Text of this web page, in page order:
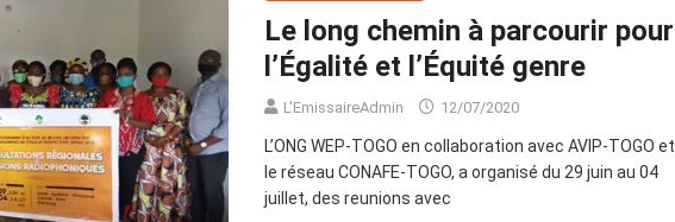
Le long chemin à parcourir pour
l’Égalité et l’Équité genre
L'EmissaireAdmin 12/07/2020
L’ONG WEP-TOGO en collaboration avec AVIP-TOGO et
le réseau CONAFE-TOGO, a organisé du 29 juin au 04
juillet, des reunions avec